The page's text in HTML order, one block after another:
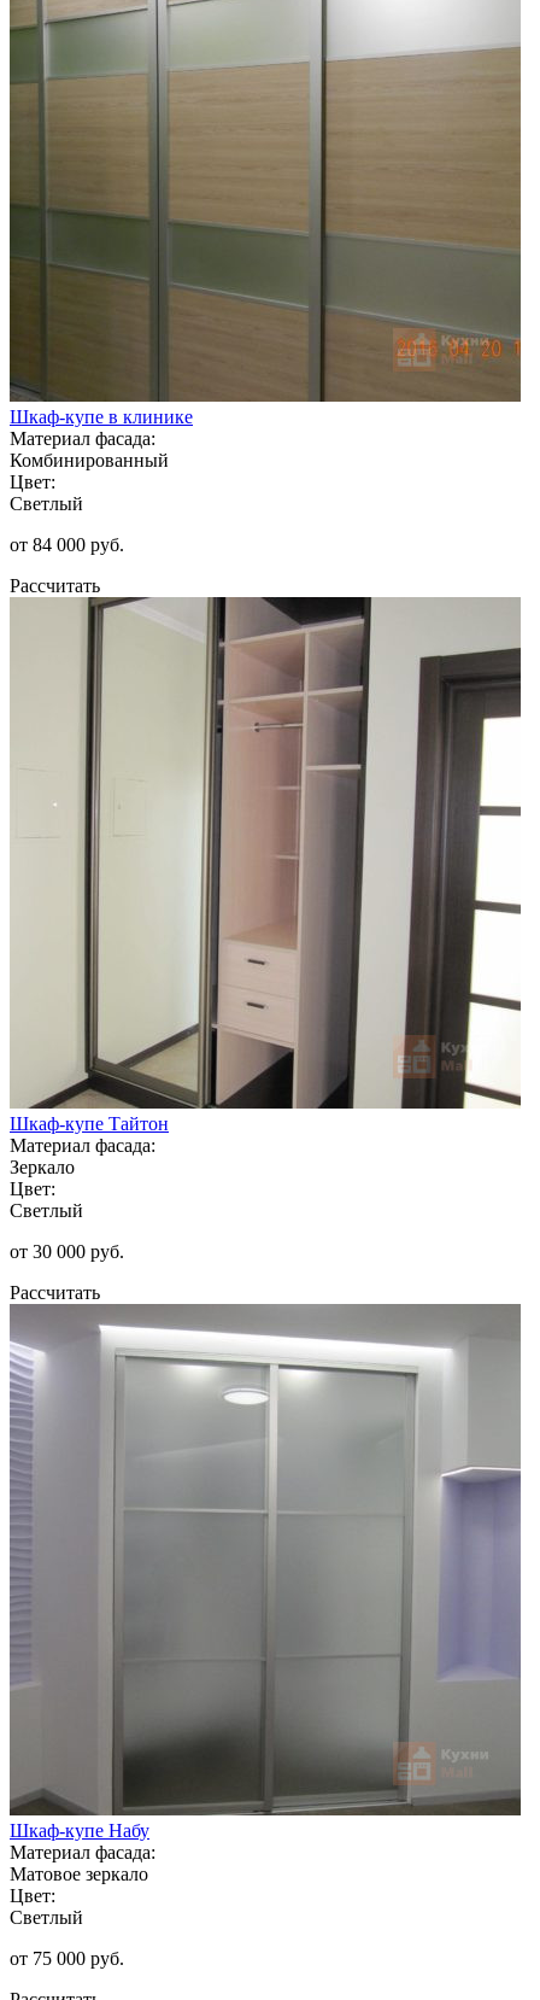
Шкаф-купе в клинике
Материал фасада:
Комбинированный
Цвет:
Светлый
от 84 000 руб.
Рассчитать
Шкаф-купе Тайтон
Материал фасада:
Зеркало
Цвет:
Светлый
от 30 000 руб.
Рассчитать
Шкаф-купе Набу
Материал фасада:
Матовое зеркало
Цвет:
Светлый
от 75 000 руб.